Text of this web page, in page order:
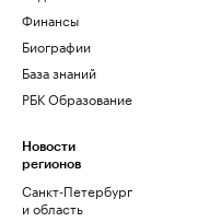
Финансы
Биографии
База знаний
РБК Образование
Новости
регионов
Санкт-Петербург
и область